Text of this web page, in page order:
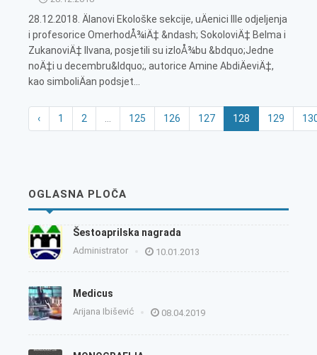
28.12.2018. Älanovi Ekološke sekcije, uÄenici IIIe odjeljenja
i profesorice OmerhodÅ¾iÄ‡ &ndash; SokoloviÄ‡ Belma i
ZukanoviÄ‡ Ilvana, posjetili su izloÅ¾bu &bdquo;Jedne
noÄ‡i u decembru&ldquo;, autorice Amine AbdiÄeviÄ‡,
kao simboliÄan podsjet...
‹ 1 2 ... 125 126 127 128 129
OGLASNA PLOČA
Šestoaprilska nagrada
Administrator 10.01.2013
Medicus
Arijana Ibišević 08.04.2019